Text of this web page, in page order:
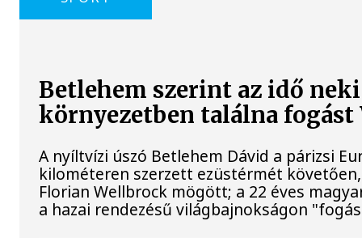
Betlehem szerint az idő
környezetben találna
A nyíltvízi úszó Betlehem Dávid a párizsi
kilométeren szerzett ezüstérmét
Florian Wellbrock mögött; a 22 éves
a hazai rendezésű világbajnokságon